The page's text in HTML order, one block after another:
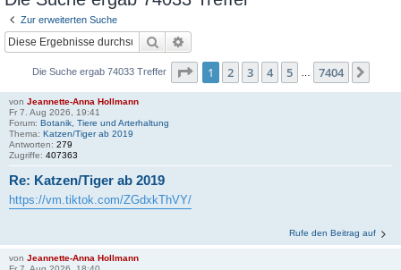
Zur erweiterten Suche
Suche
Die Suche ergab 74033 Treffer Seite 1von 7404
1 2 3 4 5 7404
von Jeannette-Anna Hollmann
Fr 7. Aug 2026, 19:41
Forum: Botanik, Tiere und Arterhaltung
Thema: Katzen/Tiger ab 2019
Antworten: 279
Zugriffe: 407363
Re: Katzen/Tiger ab 2019
https://vm.tiktok.com/ZGdxkThVY/
Rufe den Beitrag auf
von Jeannette-Anna Hollmann